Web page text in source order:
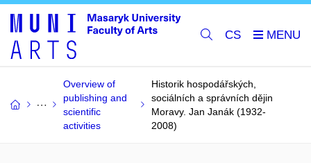
CS
Overview of
publishing and
scientific
activities
Historik hospodářských,
sociálních a správních dějin
Moravy. Jan Janák (1932-
2008)